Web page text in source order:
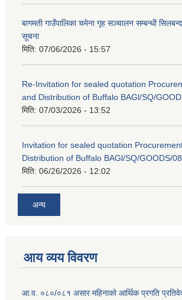
बागमती गाउँपालिका चमेना गृह सञ्चालन सम्बन्धी
सूचना
मिति: 07/06/2026 - 15:57
Re-Invitation for sealed quotation
and Distribution of Buffalo BAGl/SQ/
मिति: 07/03/2026 - 13:52
Invitation for sealed quotation
Distribution of Buffalo BAGl/SQ/GOODS/
मिति: 06/26/2026 - 12:02
अन्य
आय व्यय विवरण
आ.व. ०८०/०८१ असार महिनाको आर्थिक प्रगति